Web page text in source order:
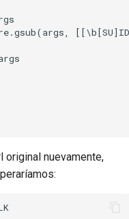
original nuevamente,